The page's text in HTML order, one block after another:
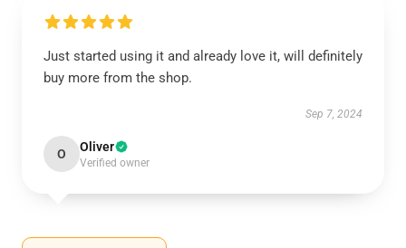
Just started using it and already love it, will definitely
buy more from the shop.
Sep 7, 2024
O Oliver
Verified owner